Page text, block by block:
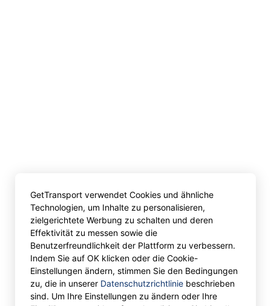
GetTransport verwendet Cookies und ähnliche
Technologien, um Inhalte zu personalisieren,
zielgerichtete Werbung zu schalten und deren
Effektivität zu messen sowie die
Benutzerfreundlichkeit der Plattform zu verbessern.
Indem Sie auf OK klicken oder die Cookie-
Einstellungen ändern, stimmen Sie den Bedingungen
zu, die in unserer Datenschutzrichtlinie beschrieben
sind. Um Ihre Einstellungen zu ändern oder Ihre